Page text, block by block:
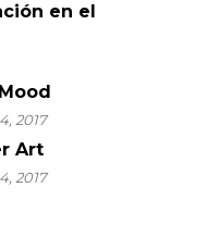
en el
2017
Art
2017